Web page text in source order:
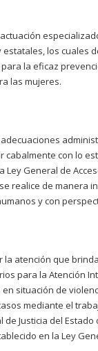
estatales, los cuales
la eficaz
las mujeres.
cabalmente con lo
Ley General de
realice de manera
y con
la atención que
para la Atención
en situación de
mediante el
Justicia del
en la Ley